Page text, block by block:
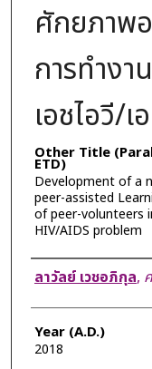
ศักยภาพ
การทำง
เอชไอวี/เ
Other Title
ETD)
Development of a
peer-assisted
of peer-volunteers
HIV/AIDS problem
Author
ลาวัลย์ เวชอภิกุล,
Year (A.D.)
2018